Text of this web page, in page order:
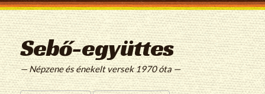
Sebő-együttes
— Népzene és énekelt versek 1970 óta —